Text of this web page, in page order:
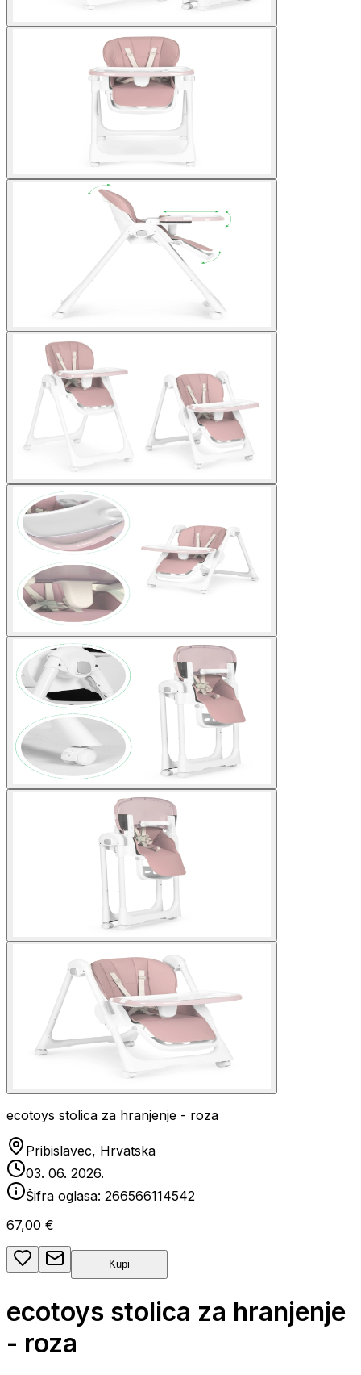
ecotoys stolica za hranjenje - roza
Pribislavec, Hrvatska
03. 06. 2026.
Šifra oglasa: 266566114542
67,00 €
Kupi
ecotoys stolica za hranjenje
- roza